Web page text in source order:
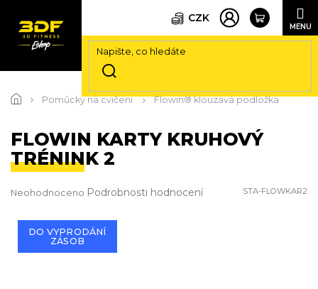
na
CZK
Pomůcky na cvičení Flowin® klouzavá podložka
FLOWIN KARTY KRUHOVÝ
TRÉNINK 2
STA-FLOWKAR2
Průměrné
produktu
Neohodnoceno Podrobnosti hodnocení
DO VYPRODÁNÍ
ZÁSOB